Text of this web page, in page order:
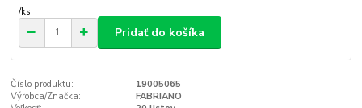
/ks
Pridať do košíka
Číslo produktu:
19005065
Výrobca/Značka:
FABRIANO